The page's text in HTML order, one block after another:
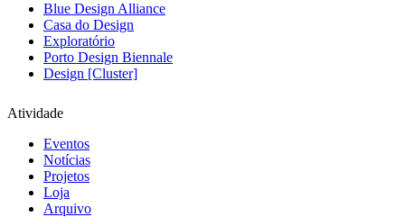
Blue Design Alliance
Casa do Design
Exploratório
Porto Design Biennale
Design [Cluster]
Atividade
Eventos
Notícias
Projetos
Loja
Arquivo